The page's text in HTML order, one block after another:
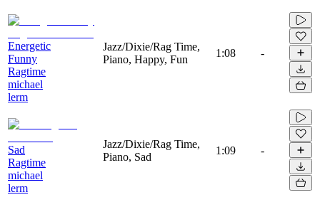
Energetic
Funny
Ragtime
michael
lerm
Jazz/Dixie/Rag Time,
Piano, Happy, Fun
1:08 -
Sad
Ragtime
michael
lerm
Jazz/Dixie/Rag Time,
Piano, Sad
1:09 -